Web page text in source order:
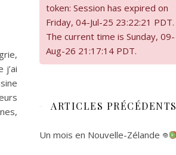
token: Session has expired on
Friday, 04-Jul-25 23:22:21 PDT.
The current time is Sunday, 09-
Aug-26 21:17:14 PDT.
ARTICLES PRÉCÉDENTS
Un mois en Nouvelle-Zélande 𖦹